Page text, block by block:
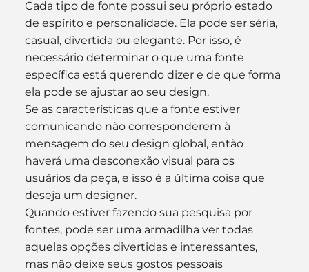
Cada tipo de fonte possui seu próprio estado
de espírito e personalidade. Ela pode ser séria,
casual, divertida ou elegante. Por isso, é
necessário determinar o que uma fonte
específica está querendo dizer e de que forma
ela pode se ajustar ao seu design.
Se as características que a fonte estiver
comunicando não corresponderem à
mensagem do seu design global, então
haverá uma desconexão visual para os
usuários da peça, e isso é a última coisa que
deseja um designer.
Quando estiver fazendo sua pesquisa por
fontes, pode ser uma armadilha ver todas
aquelas opções divertidas e interessantes,
mas não deixe seus gostos pessoais